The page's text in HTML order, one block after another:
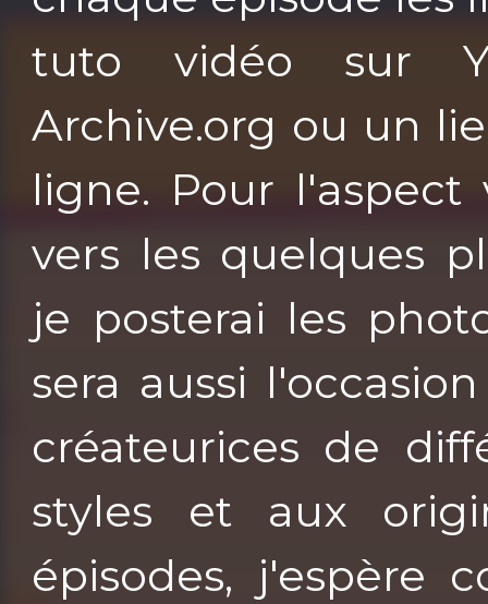
tuto vidéo sur
Archive.org ou un
ligne. Pour l'aspect
vers les quelques
je posterai les
sera aussi
créateurices de
styles et aux
épisodes, j'espère